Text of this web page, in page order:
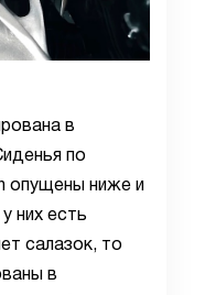
в
по
опущены ниже и
них есть
салазок, то
в